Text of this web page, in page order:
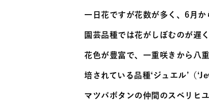
一日花ですが花数が多く、6月か
園芸品種では花がしぼむのが遅
花色が豊富で、一重咲きから八
培されている品種‘ジュエル’（
マツバボタンの仲間のスベリヒ